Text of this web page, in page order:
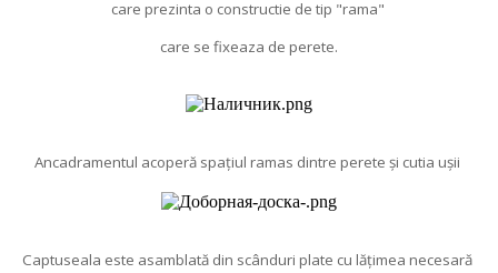
care prezinta o constructie de tip "rama"
care se fixeaza de perete.
Ancadramentul acoperă spațiul ramas dintre perete și cutia ușii
Captuseala este asamblată din scânduri plate cu lățimea necesară